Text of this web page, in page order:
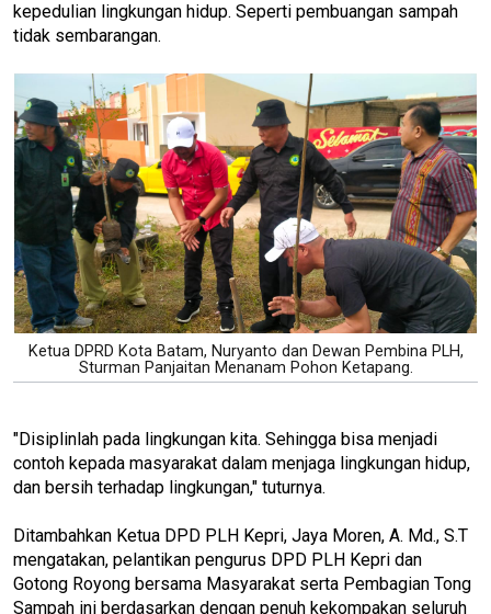
kepedulian lingkungan hidup. Seperti pembuangan sampah
tidak sembarangan.
Ketua DPRD Kota Batam, Nuryanto dan Dewan Pembina PLH,
Sturman Panjaitan Menanam Pohon Ketapang.
"Disiplinlah pada lingkungan kita. Sehingga bisa menjadi
contoh kepada masyarakat dalam menjaga lingkungan hidup,
dan bersih terhadap lingkungan," tuturnya.
Ditambahkan Ketua DPD PLH Kepri, Jaya Moren, A. Md., S.T
mengatakan, pelantikan pengurus DPD PLH Kepri dan
Gotong Royong bersama Masyarakat serta Pembagian Tong
Sampah ini berdasarkan dengan penuh kekompakan seluruh